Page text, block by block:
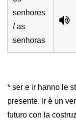
senhores
/ as
senhoras
* ser e ir hanno le
presente. Ir è un
futuro con la